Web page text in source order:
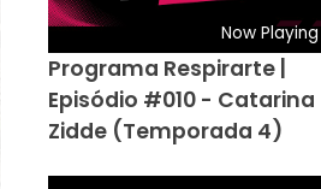
Now Playing
Programa Respirarte |
Episódio #010 - Catarina
Zidde (Temporada 4)